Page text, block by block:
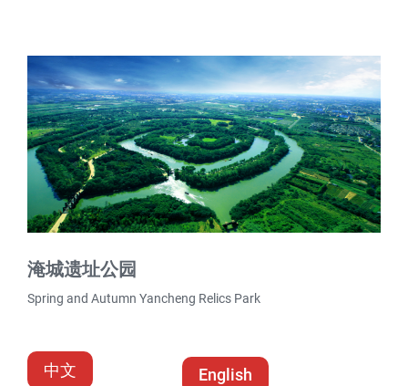
淹城遗址公园
Spring and Autumn Yancheng Relics Park
中文 English